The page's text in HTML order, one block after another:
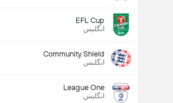
EFL Cup
انگلیس
Community Shield
انگلیس
League One
انگلیس